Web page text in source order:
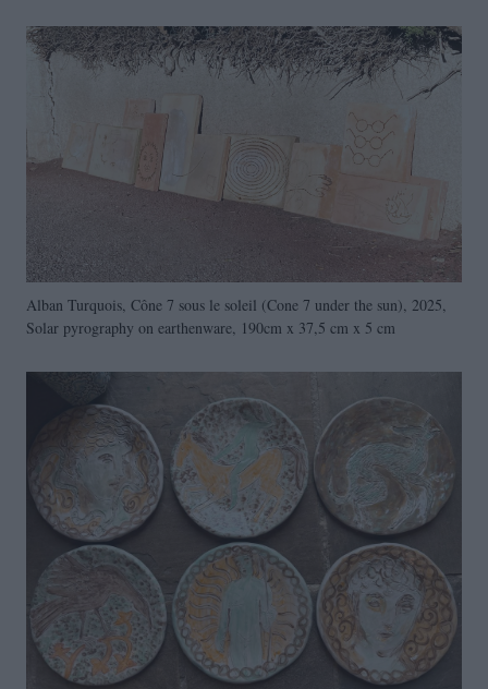
Alban Turquois, Cône 7 sous le soleil (Cone 7 under the sun), 2025,
Solar pyrography on earthenware, 190cm x 37,5 cm x 5 cm